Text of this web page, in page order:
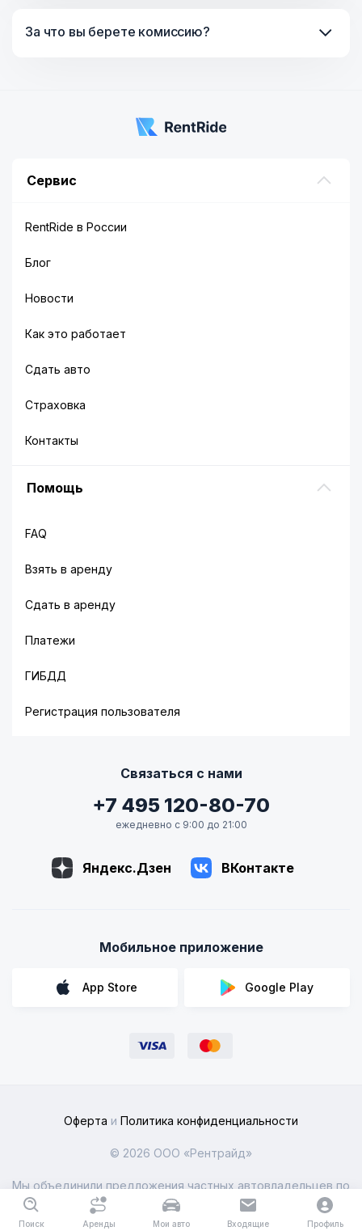
За что вы берете комиссию?
Сервис
RentRide в России
Блог
Новости
Как это работает
Сдать авто
Страховка
Контакты
Помощь
FAQ
Взять в аренду
Сдать в аренду
Платежи
ГИБДД
Регистрация пользователя
Связаться с нами
+7 495 120-80-70
ежедневно с 9:00 до 21:00
Яндекс.Дзен ВКонтакте
Мобильное приложение
App Store Google Play
Оферта и Политика конфиденциальности
© 2026 ООО «Рентрайд»
Мы объединили предложения частных автовладельцев по
всей России
Поиск Аренды Мои авто Входящие Профиль